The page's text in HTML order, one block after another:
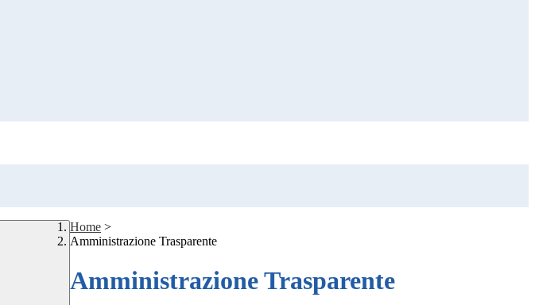
Home >
Amministrazione Trasparente
Amministrazione Trasparente